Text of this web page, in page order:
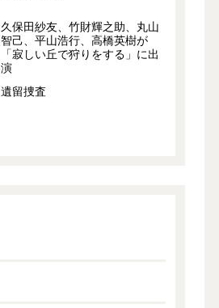
久保田紗友、竹財輝之助、丸山
智己、平山浩行、高橋英樹が
「寂しい丘で狩りをする」に出
演
遺留捜査